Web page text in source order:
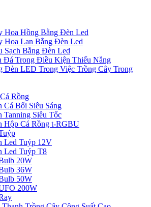
Hoa Hồng Bằng Đèn Led
Hoa Lan Bằng Đèn Led
Sạch Bằng Đèn Led
Đá Trong Điều Kiện Thiếu Nắng
Đèn LED Trong Việc Trồng Cây Trong
Rồng
Cá Bối Siêu Sáng
Tanning Siêu Tốc
Hộp Cá Rồng t-RGBU
Led Tuýp 12V
Led Tuýp T8
20W
36W
50W
200W